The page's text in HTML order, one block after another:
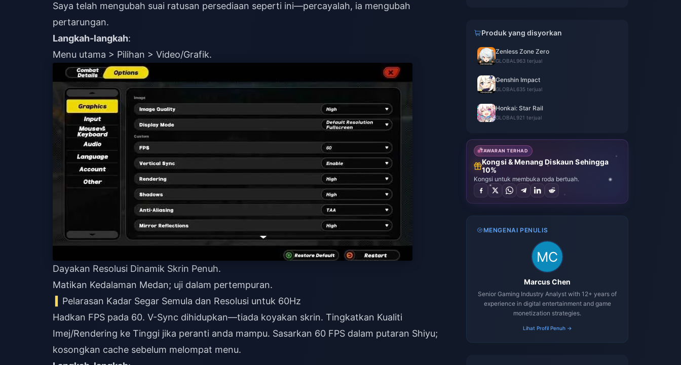
Saya telah mengubah suai ratusan persediaan seperti ini—percayalah, ia mengubah
pertarungan.
Langkah-langkah:
Menu utama > Pilihan > Video/Grafik.
Dayakan Resolusi Dinamik Skrin Penuh.
Matikan Kedalaman Medan; uji dalam pertempuran.
Pelarasan Kadar Segar Semula dan Resolusi untuk 60Hz
Hadkan FPS pada 60. V-Sync dihidupkan—tiada koyakan skrin. Tingkatkan Kualiti
Imej/Rendering ke Tinggi jika peranti anda mampu. Sasarkan 60 FPS dalam putaran Shiyu;
kosongkan cache sebelum melompat menu.
Produk yang disyorkan
Zenless Zone Zero
GLOBAL 963 terjual
Genshin Impact
GLOBAL 635 terjual
Honkai: Star Rail
GLOBAL 921 terjual
TAWARAN TERHAD
Kongsi & Menang Diskaun Sehingga
10%
Kongsi untuk membuka roda bertuah.
MENGENAI PENULIS
Marcus Chen
Senior Gaming Industry Analyst with 12+ years of
experience in digital entertainment and game
monetization strategies.
Lihat Profil Penuh →